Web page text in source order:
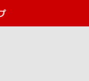
郵便局・日本郵政グルー